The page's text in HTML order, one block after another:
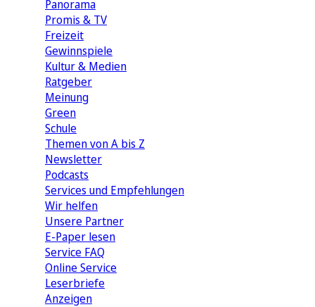
Panorama
Promis & TV
Freizeit
Gewinnspiele
Kultur & Medien
Ratgeber
Meinung
Green
Schule
Themen von A bis Z
Newsletter
Podcasts
Services und Empfehlungen
Wir helfen
Unsere Partner
E-Paper lesen
Service FAQ
Online Service
Leserbriefe
Anzeigen